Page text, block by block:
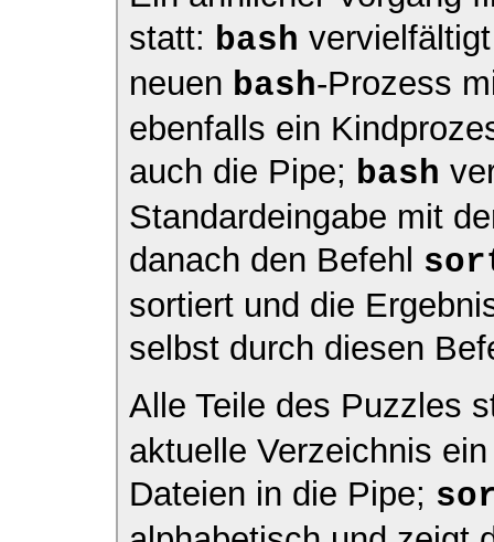
statt: bash
neuen bash-Prozess
ebenfalls ein
auch die Pipe; bash
Standardeingabe mit
danach den Befehl
sortiert und die
selbst durch diesen
Alle Teile des Puzzles
aktuelle Verzeichnis
Dateien in die Pipe;